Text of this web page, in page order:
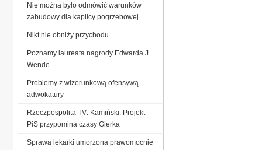
Nie można było odmówić warunków
zabudowy dla kaplicy pogrzebowej
Nikt nie obniży przychodu
Poznamy laureata nagrody Edwarda J.
Wende
Problemy z wizerunkową ofensywą
adwokatury
Rzeczpospolita TV: Kamiński: Projekt
PiS przypomina czasy Gierka
Sprawa lekarki umorzona prawomocnie